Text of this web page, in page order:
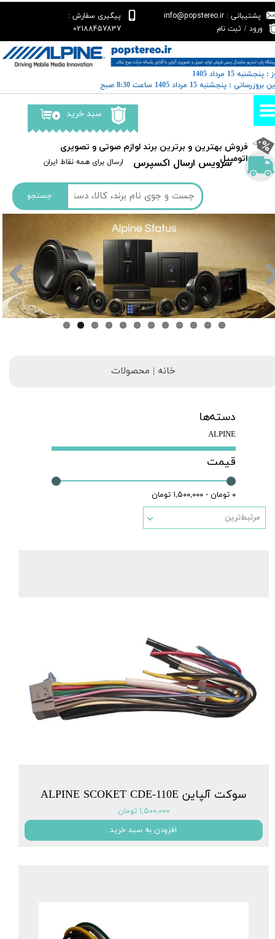
جستجو
سرویس ارسال اکسپرس ​​ارسال برای همه نقاط ایران
پشتیبانی : info@popstereo.ir
پیگیری سفارش :
02188457837
ورود / ثبت نام
حساب کاربری من
تغییر گذر واژه
سفارشات
خروج از حساب کاربری
۰ سبد خرید
​فروش بهترین و برترین برند لوازم صوتی و تصویری
اتومبیل​​​​​​​
15 مرداد 1405
: پنجشنبه 15 مرداد 1405 ساعت 8:30 صبح
خانه | محصولات
دسته‌ها
ALPINE
قیمت
۰ تومان - ۱,۵۰۰,۰۰۰ تومان
مرتبط‌ترین
سوکت آلپاین ALPINE SCOKET CDE-110E
۱,۵۰۰,۰۰۰ تومان
افزودن به سبد خرید